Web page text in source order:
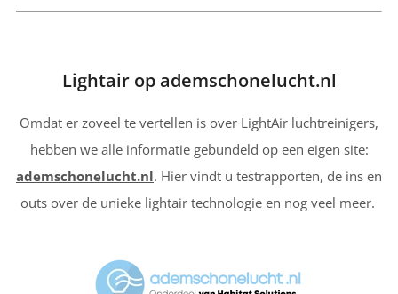
Lightair op ademschonelucht.nl
Omdat er zoveel te vertellen is over LightAir luchtreinigers,
hebben we alle informatie gebundeld op een eigen site:
ademschonelucht.nl. Hier vindt u testrapporten, de ins en
outs over de unieke lightair technologie en nog veel meer.